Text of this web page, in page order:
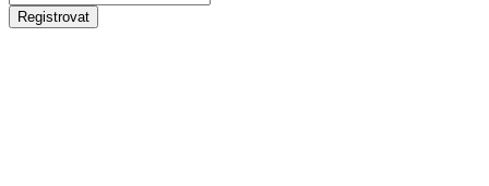
Registrovat